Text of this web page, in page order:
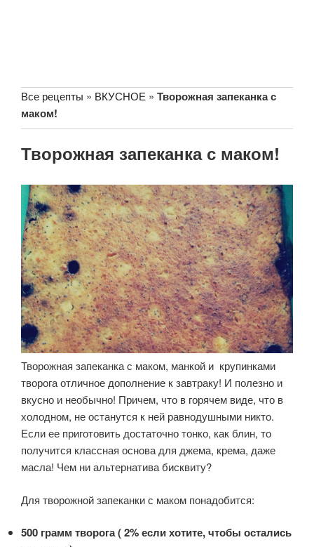
Все рецепты » ВКУСНОЕ » Творожная запеканка с
маком!
Творожная запеканка с маком!
Творожная запеканка с маком, манкой и крупинками
творога отличное дополнение к завтраку! И полезно и
вкусно и необычно! Причем, что в горячем виде, что в
холодном, не останутся к ней равнодушными никто.
Если ее приготовить достаточно тонко, как блин, то
получится классная основа для джема, крема, даже
масла! Чем ни альтернатива бисквиту?
Для творожной запеканки с маком понадобится:
500 грамм творога ( 2% если хотите, чтобы остались